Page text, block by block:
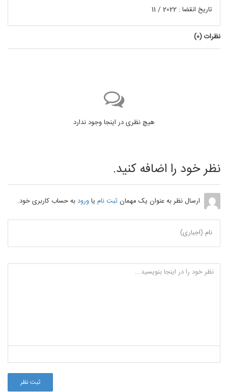
تاریخ انقضا : 2022 / 11
نظرات (0
)
هیچ نظری در اینجا وجود ندارد
نظر خود را اضافه کنید.
ارسال نظر به عنوان یک مهمانثبت نام یاورودبه حساب کاربری خود.
نام (اجباری)
ثبت نظر